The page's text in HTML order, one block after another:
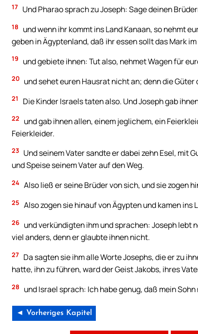
17 Und Pharao sprach zu Joseph: Sage deinen
18
und wenn ihr kommt ins Land Kanaan, so nehmt
geben in Ägyptenland, daß ihr essen sollt das Mark
19 und gebiete ihnen: Tut also, nehmet Wagen für
20 und sehet euren Hausrat nicht an; denn die
21 Die Kinder Israels taten also. Und Joseph gab
22
und gab ihnen allen, einem jeglichem, ein
Feierkleider.
23 Und seinem Vater sandte er dabei zehn Esel, mit
und Speise seinem Vater auf den Weg.
24 Also ließ er seine Brüder von sich, und sie zogen
25 Also zogen sie hinauf von Ägypten und kamen ins
26 und verkündigten ihm und sprachen: Joseph lebt
viel anders, denn er glaubte ihnen nicht.
27 Da sagten sie ihm alle Worte Josephs, die er zu
hatte, ihn zu führen, ward der Geist Jakobs, ihres
28 und Israel sprach: Ich habe genug, daß mein
◄ Vorheriges Kapitel